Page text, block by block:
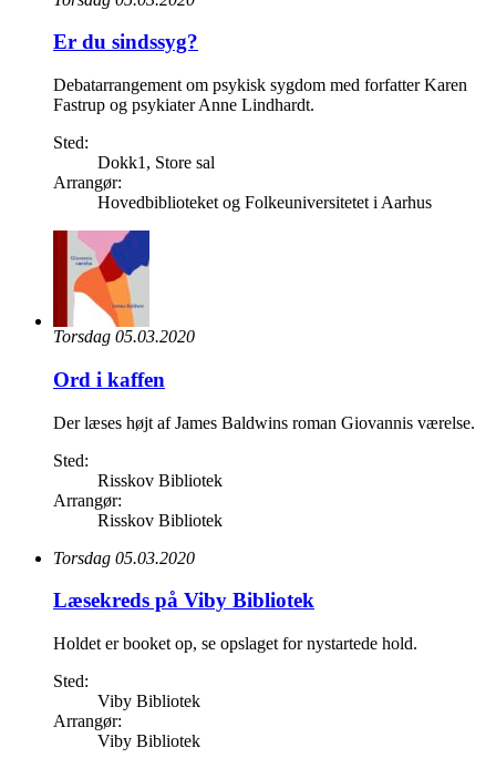
Er du sindssyg?
Debatarrangement om psykisk sygdom med forfatter Karen
Fastrup og psykiater Anne Lindhardt.
Sted:
Dokk1, Store sal
Arrangør:
Hovedbiblioteket og Folkeuniversitetet i Aarhus
Torsdag 05.03.2020
Ord i kaffen
Der læses højt af James Baldwins roman Giovannis værelse.
Sted:
Risskov Bibliotek
Arrangør:
Risskov Bibliotek
Torsdag 05.03.2020
Læsekreds på Viby Bibliotek
Holdet er booket op, se opslaget for nystartede hold.
Sted:
Viby Bibliotek
Arrangør:
Viby Bibliotek